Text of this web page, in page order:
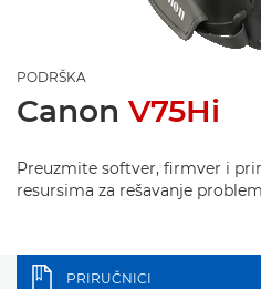
PODRŠKA
Canon V75Hi
Preuzmite softver, firmver i
resursima za rešavanje
PRIRUČNICI